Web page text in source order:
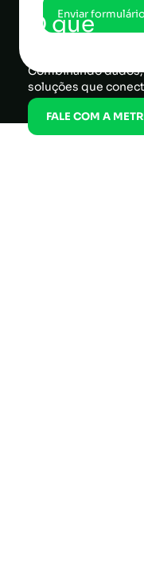
O que
Combinando
soluções que
FALE COM A